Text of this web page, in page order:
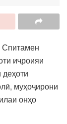
Спитамен
иҷроияи
муҳоҷирони
онҳо